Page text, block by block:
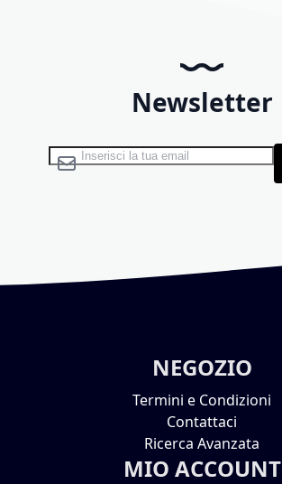
Newsletter
Iscriviti alla nostra Newsletter:
NEGOZIO
Termini e Condizioni
Contattaci
Ricerca Avanzata
MIO ACCOUNT